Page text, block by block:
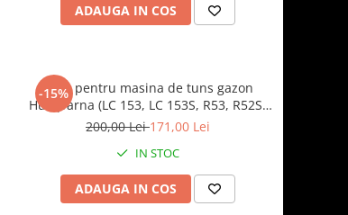
ADAUGA IN COS
-15%
Cutit pentru masina de tuns gazon
Husqvarna (LC 153, LC 153S, R53, R52S,
R1 52SV)
200,00 Lei171,00 Lei
IN STOC
ADAUGA IN COS